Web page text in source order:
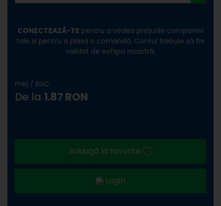
CONECTEAZĂ-TE pentru a vedea prețurile companiei
tale și pentru a plasa o comandă. Contul trebuie să fie
validat de echipa noastră.
Preț / BUC:
De la 1.87 RON
Adaugă la favorite
Login